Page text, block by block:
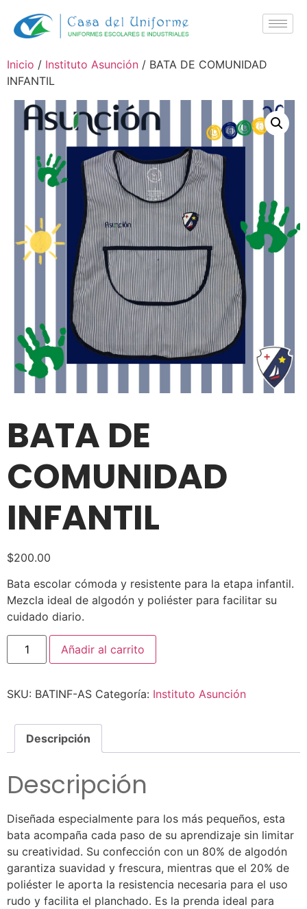
Inicio / Instituto Asunción / BATA DE COMUNIDAD
INFANTIL
BATA DE
COMUNIDAD
INFANTIL
$200.00
Bata escolar cómoda y resistente para la etapa infantil.
Mezcla ideal de algodón y poliéster para facilitar su
cuidado diario.
Añadir al carrito
SKU: BATINF-AS Categoría: Instituto Asunción
Descripción
Descripción
Diseñada especialmente para los más pequeños, esta
bata acompaña cada paso de su aprendizaje sin limitar
su creatividad. Su confección con un 80% de algodón
garantiza suavidad y frescura, mientras que el 20% de
poliéster le aporta la resistencia necesaria para el uso
rudo y facilita el planchado. Es la prenda ideal para